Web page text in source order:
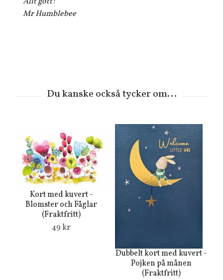
Mr Humblebee
Kort med kuvert -
Blomster och Fåglar
(Fraktfritt)
49 kr
Dubbelt kort med kuvert -
Pojken på månen
(Fraktfritt)